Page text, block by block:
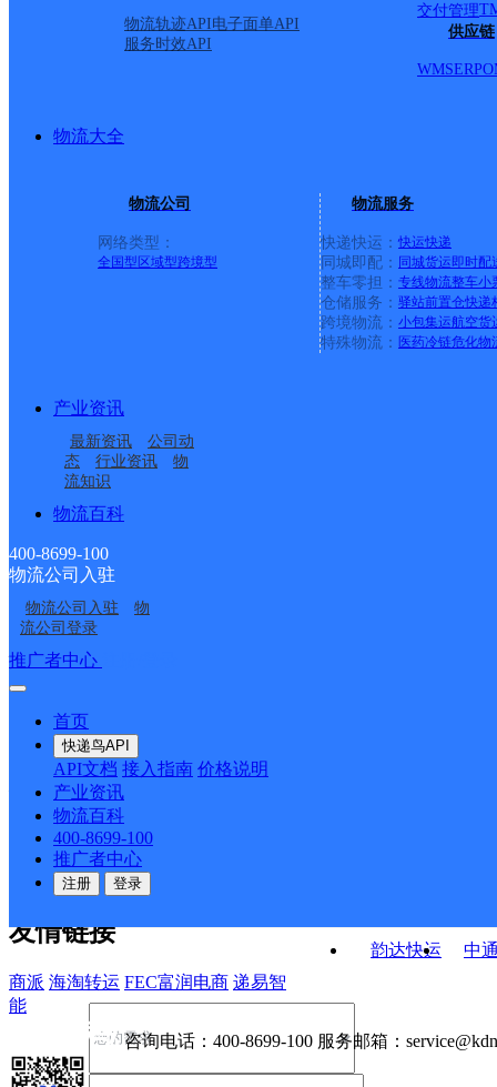
物流轨迹API电子面单API
服务时效API
交付管理
供应链
WMSERP
物流大全
物流公司
网络类型：
全国型 区域型跨境型
物流服务
快递快运： 快运快递
同城即配： 同城货运即时配
整车零担： 专线物流整车小
仓储服务： 驿站前置仓快递
跨境物流： 小包集运航空货
特殊物流： 医药冷链危化物
产业资讯
最新资讯
公司动
态
行业资讯
物
流知识
物流百科
400-8699-100
物流公司入驻
物流公司入驻
物
流公司登录
推广者中心
首页
快递鸟API
API文档 接入指南 价格说明
产业资讯
物流百科
400-8699-100
推广者中心
注册 登录
寄存点分部
湖北孝昌县公司陡山乡
便民寄存点分部
湖北孝昌县公司古城大
道便民服务站分部
湖北孝昌县公司发展路
便民寄存点分部
孝感孝昌县华阳大道营
业部
湖北孝昌公司
白沙邮政支局
韵达快运
中
接口API
API接口 DEMO下载
关于我们
公司介绍 企业动态
合作伙伴 快递鸟接口服务协议
户隐私政策
友情链接
商派 海淘转运 FEC富润电商 递易智
能
咨询电话： 400-8699-100 服务邮箱：